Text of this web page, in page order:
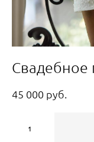
Свадебное
45 000 pуб.